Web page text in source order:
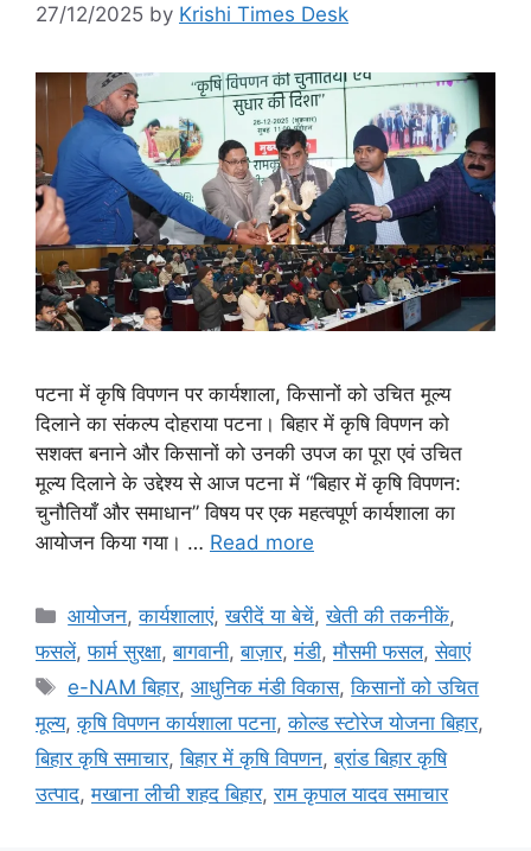
27/12/2025 by Krishi Times Desk
पटना में कृषि विपणन पर कार्यशाला, किसानों को उचित मूल्य
दिलाने का संकल्प दोहराया पटना। बिहार में कृषि विपणन को
सशक्त बनाने और किसानों को उनकी उपज का पूरा एवं उचित
मूल्य दिलाने के उद्देश्य से आज पटना में “बिहार में कृषि विपणन:
चुनौतियाँ और समाधान” विषय पर एक महत्वपूर्ण कार्यशाला का
आयोजन किया गया। … Read more
आयोजन,कार्यशालाएं,खरीदें या बेचें,खेती की तकनीकें,
फसलें,फार्म सुरक्षा,बागवानी,बाज़ार,मंडी,मौसमी फसल,सेवाएं
e-NAM बिहार,आधुनिक मंडी विकास,किसानों को उचित
मूल्य,कृषि विपणन कार्यशाला पटना,कोल्ड स्टोरेज योजना बिहार,
बिहार कृषि समाचार,बिहार में कृषि विपणन,ब्रांड बिहार कृषि
उत्पाद,मखाना लीची शहद बिहार,राम कृपाल यादव समाचार